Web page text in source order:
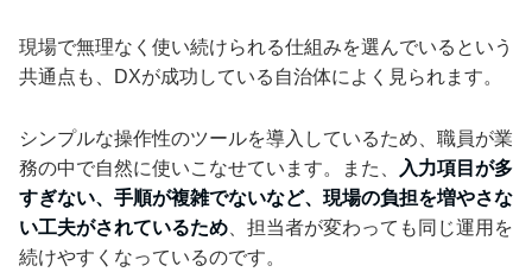
現場で無理なく使い続けられる仕組みを選んでいるという
共通点も、DXが成功している自治体によく見られます。
シンプルな操作性のツールを導入しているため、職員が業
務の中で自然に使いこなせています。また、
入力項目が多
すぎない、手順が複雑でないなど、現場の負担を増やさな
い工夫がされているため 、担当者が変わっても同じ運用を
続けやすくなっているのです。